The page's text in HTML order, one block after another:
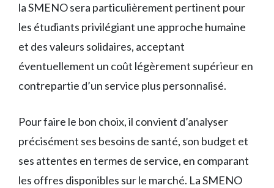
la SMENO sera particulièrement pertinent pour
les étudiants privilégiant une approche humaine
et des valeurs solidaires, acceptant
éventuellement un coût légèrement supérieur en
contrepartie d’un service plus personnalisé.
Pour faire le bon choix, il convient d’analyser
précisément ses besoins de santé, son budget et
ses attentes en termes de service, en comparant
les offres disponibles sur le marché. La SMENO